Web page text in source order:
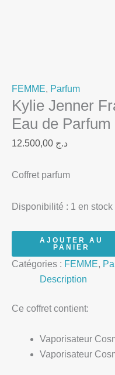
FEMME, Parfum
Kylie Jenner
Eau de
د.ج
Coffret parfum
Disponibilité : 1 en stock
AJOUTER AU
PANIER
Catégories : FEMME,
Description
Ce coffret contient:
Vaporisateur
Vaporisateur